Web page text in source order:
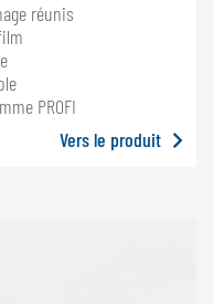
réunis
PROFI
Vers le produit